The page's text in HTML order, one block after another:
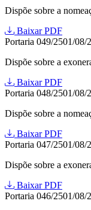
Dispõe sobre a
Baixar PDF
Portaria 049/2501/08/
Dispõe sobre a
Baixar PDF
Portaria 048/2501/08/
Dispõe sobre a
Baixar PDF
Portaria 047/2501/08/
Dispõe sobre a
Baixar PDF
Portaria 046/2501/08/